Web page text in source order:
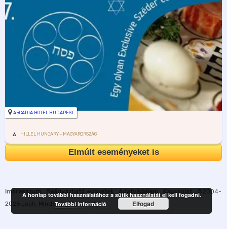
ARCADIA HOTEL BUDAPEST
HILLEL HUNGARY - MAGYARORSZÁG
Elmúlt eseményeket is
Impresszum
©2004-
2026
. Minden jog fenntartva.
A honlap további használatához a sütik használatát el kell fogadni.
További információ
Elfogad